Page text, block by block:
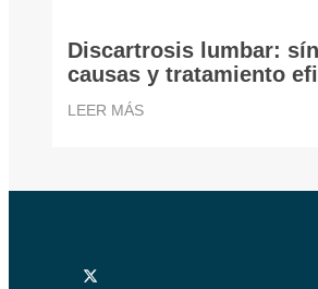
Discartrosis lumbar:
causas y tratamiento
LEER MÁS